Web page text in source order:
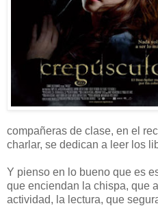
compañeras de clase, en el
charlar, se dedican a leer los
Y pienso en lo bueno que es
que enciendan la chispa, que
actividad, la lectura, que